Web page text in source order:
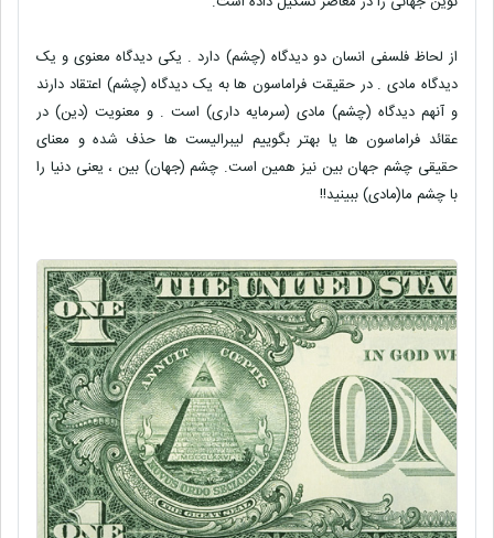
از لحاظ فلسفی انسان دو دیدگاه (چشم) دارد . یکی دیدگاه معنوی و یک
دیدگاه مادی . در حقیقت فراماسون ها به یک دیدگاه (چشم) اعتقاد دارند
و آنهم دیدگاه (چشم) مادی (سرمایه داری) است . و معنویت (دین) در
عقائد فراماسون ها یا بهتر بگوییم لیبرالیست ها حذف شده و معنای
حقیقی چشم جهان بین نیز همین است. چشم (جهان) بین ، یعنی دنیا را
با چشم ما(مادی) ببینید!!